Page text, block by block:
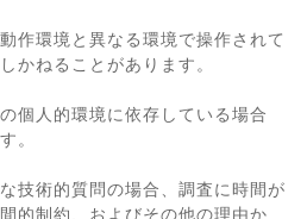
作環境と異なる環境で操作されて
かねることがあります。
個人的環境に依存している場合
。
技術的質問の場合、調査に時間が
的制約、およびその他の理由か